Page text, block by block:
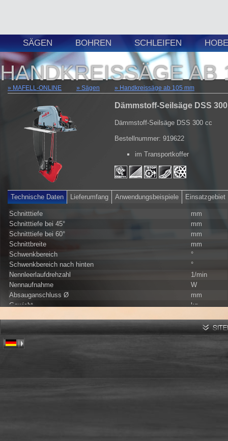
SÄGEN BOHREN SCHLEIFEN
HANDKREISSÄGE AB
MAFELL-ONLINE Sägen Handkreissäge ab 105 mm
Dämmstoff-Seilsäge DSS
Dämmstoff-Seilsäge DSS 300 cc
Bestellnummer: 919622
im Transportkoffer
Technische Daten Lieferumfang Anwendungsbeispiele Einsatzgebiet
Schnitttiefe
mm
Schnitttiefe bei 45°
mm
Schnitttiefe bei 60°
mm
Schnittbreite
mm
Schwenkbereich
°
Schwenkbereich nach hinten
°
Nennleerlaufdrehzahl
1/min
Nennaufnahme
W
Absauganschluss Ø
mm
Gewicht
kg